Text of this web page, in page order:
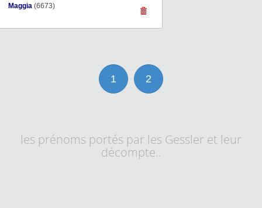
Maggia (6673)
1 2
les prénoms portés par les Gessler et leur
décompte..